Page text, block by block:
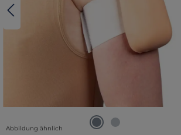
Abbildung ähnlich